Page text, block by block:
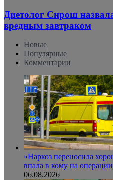
Диетолог Сирош
вредным завтраком
Новые
Популярные
Комментарии
«Наркоз переносила
впала в кому на операции
06.08.2026